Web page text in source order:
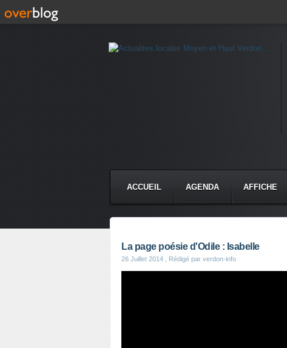
ACCUEIL AGENDA AFFICHE
La page poésie d'Odile : Isabelle
26 Juillet 2014 , Rédigé par verdon-info